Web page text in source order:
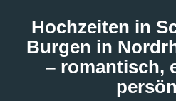
Hochzeiten in
Burgen in
– romantisch,